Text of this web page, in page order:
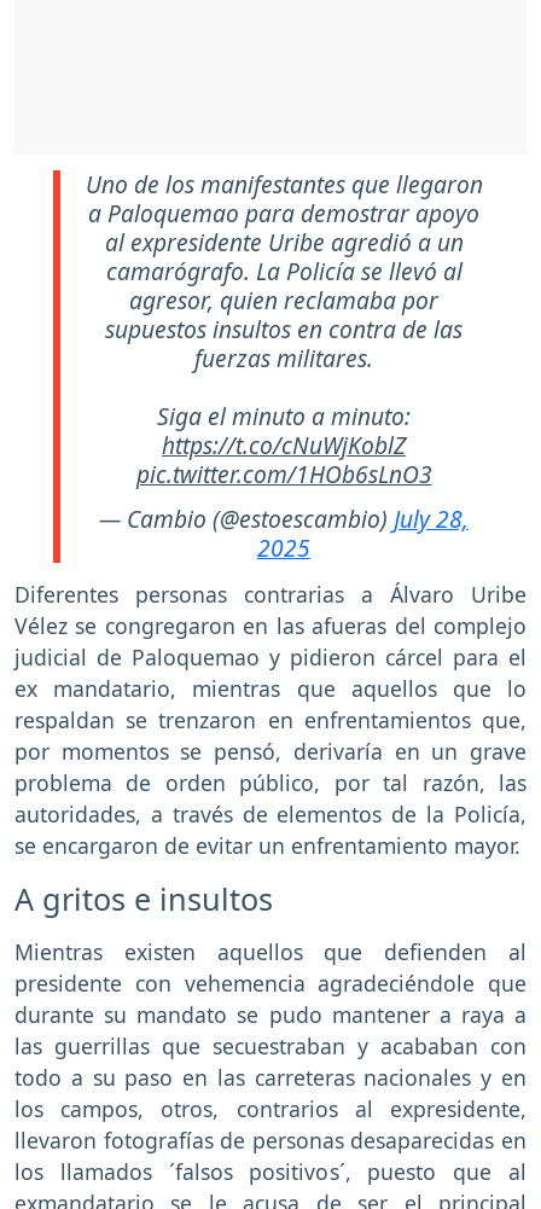
Uno de los manifestantes que llegaron
a Paloquemao para demostrar apoyo
al expresidente Uribe agredió a un
camarógrafo. La Policía se llevó al
agresor, quien reclamaba por
supuestos insultos en contra de las
fuerzas militares.
Siga el minuto a minuto:
https://t.co/cNuWjKoblZ
pic.twitter.com/1HOb6sLnO3
— Cambio (@estoescambio) July 28,
2025
Diferentes personas contrarias a Álvaro Uribe
Vélez se congregaron en las afueras del complejo
judicial de Paloquemao y pidieron cárcel para el
ex mandatario, mientras que aquellos que lo
respaldan se trenzaron en enfrentamientos que,
por momentos se pensó, derivaría en un grave
problema de orden público, por tal razón, las
autoridades, a través de elementos de la Policía,
se encargaron de evitar un enfrentamiento mayor.
A gritos e insultos
Mientras existen aquellos que defienden al
presidente con vehemencia agradeciéndole que
durante su mandato se pudo mantener a raya a
las guerrillas que secuestraban y acababan con
todo a su paso en las carreteras nacionales y en
los campos, otros, contrarios al expresidente,
llevaron fotografías de personas desaparecidas en
los llamados ´falsos positivos´, puesto que al
exmandatario se le acusa de ser el principal